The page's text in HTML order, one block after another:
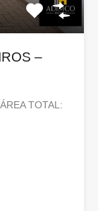
–
TOTAL: